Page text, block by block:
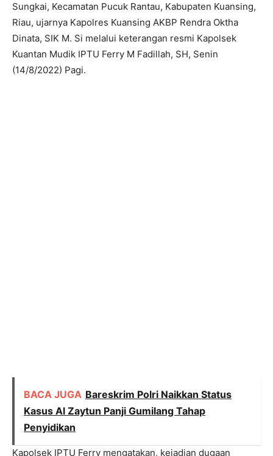
Sungkai, Kecamatan Pucuk Rantau, Kabupaten Kuansing,
Riau, ujarnya Kapolres Kuansing AKBP Rendra Oktha
Dinata, SIK M. Si melalui keterangan resmi Kapolsek
Kuantan Mudik IPTU Ferry M Fadillah, SH, Senin
(14/8/2022) Pagi.
BACA JUGA Bareskrim Polri Naikkan Status
Kasus Al Zaytun Panji Gumilang Tahap
Penyidikan
Kapolsek IPTU Ferry mengatakan, kejadian dugaan